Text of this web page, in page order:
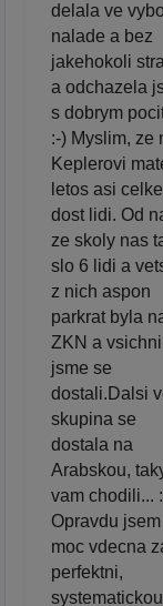
delala ve
nalade a bez
jakehokoli
a odchazela
s dobrym
:-) Myslim, ze
Keplerovi
letos asi
dost lidi. Od
ze skoly nas
slo 6 lidi a
z nich aspon
parkrat byla
ZKN a vsichni
jsme se
dostali.Dalsi
skupina se
dostala na
Arabskou,
vam chodili...
Opravdu jsem
moc vdecna
perfektni,